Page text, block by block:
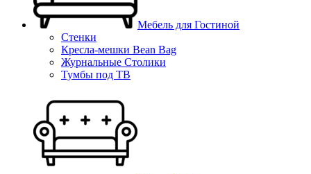
Мебель для Гостиной
Стенки
Кресла-мешки Bean Bag
Журнальные Столики
Тумбы под ТВ